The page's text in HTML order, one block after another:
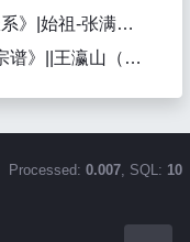
台湾台北市《张氏族谱清溪淡水派系》|始祖-张满进，始迁祖-张亮耀-清|张霖华（纂修）
湖北武汉市新洲区 1916年《王氏宗谱》||王瀛山（纂修）
Processed: 0.007, SQL: 10